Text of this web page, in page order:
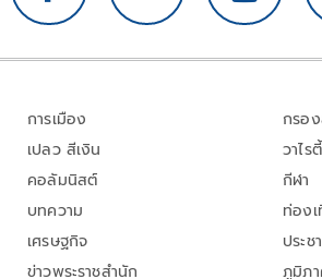
การเมือง
เปลว สีเงิน
คอลัมนิสต์
บทความ
เศรษฐกิจ
ข่าวพระราชสำนัก
กรอ
วาไรตี้
กีฬา
ท่อง
ประ
ภูมิภ